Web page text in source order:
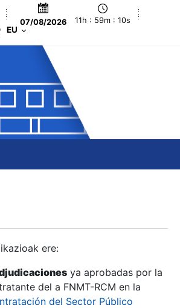
07/08/2026 11h : 59m : 11s
EU
ere:
ya aprobadas por la
del a FNMT-RCM en la
del Sector Público